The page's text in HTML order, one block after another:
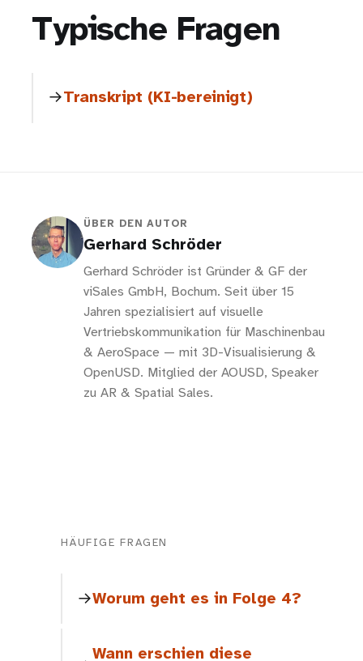
Typische Fragen
Transkript (KI-bereinigt)
ÜBER DEN AUTOR
Gerhard Schröder
Gerhard Schröder ist Gründer & GF der
viSales GmbH, Bochum. Seit über 15
Jahren spezialisiert auf visuelle
Vertriebskommunikation für Maschinenbau
& AeroSpace — mit 3D-Visualisierung &
OpenUSD. Mitglied der AOUSD, Speaker
zu AR & Spatial Sales.
HÄUFIGE FRAGEN
Worum geht es in Folge 4?
Wann erschien diese